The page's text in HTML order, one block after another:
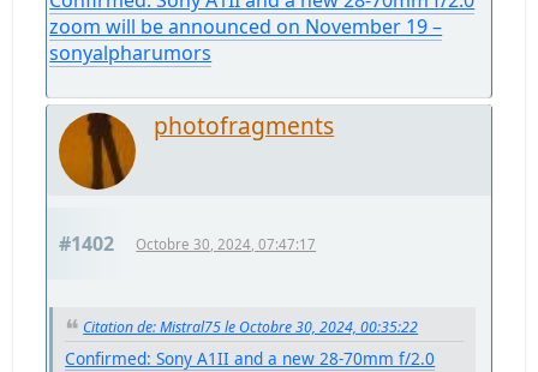
zoom will be announced on November 19 –
sonyalpharumors
photofragments
#1402 Octobre 30, 2024, 07:47:17
Citation de: Mistral75 le Octobre 30, 2024, 00:35:22
Confirmed: Sony A1II and a new 28-70mm f/2.0